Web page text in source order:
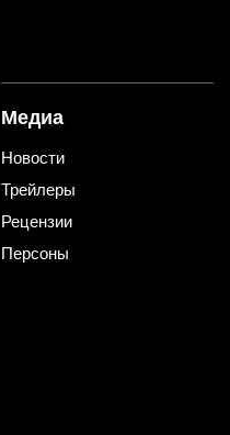
Медиа
Новости
Трейлеры
Рецензии
Персоны